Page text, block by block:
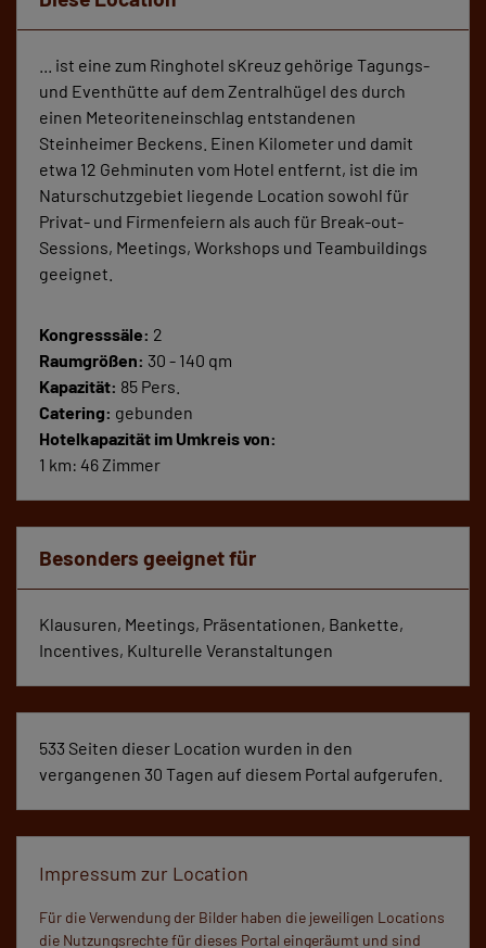
... ist eine zum Ringhotel sKreuz gehörige Tagungs-
und Eventhütte auf dem Zentralhügel des durch
einen Meteoriteneinschlag entstandenen
Steinheimer Beckens. Einen Kilometer und damit
etwa 12 Gehminuten vom Hotel entfernt, ist die im
Naturschutzgebiet liegende Location sowohl für
Privat- und Firmenfeiern als auch für Break-out-
Sessions, Meetings, Workshops und Teambuildings
geeignet.
Kongresssäle: 2
Raumgrößen: 30 - 140 qm
Kapazität: 85 Pers.
Catering: gebunden
Hotelkapazität im Umkreis von:
1 km: 46 Zimmer
Besonders geeignet für
Klausuren, Meetings, Präsentationen, Bankette,
Incentives, Kulturelle Veranstaltungen
533 Seiten dieser Location wurden in den
vergangenen 30 Tagen auf diesem Portal aufgerufen.
Impressum zur Location
Für die Verwendung der Bilder haben die jeweiligen Locations
die Nutzungsrechte für dieses Portal eingeräumt und sind